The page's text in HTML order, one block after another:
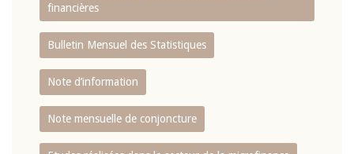
financières
Bulletin Mensuel des Statistiques
Note d’information
Note mensuelle de conjoncture